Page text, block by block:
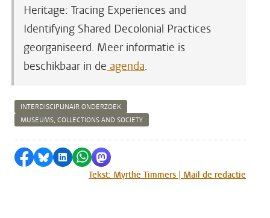
Heritage: Tracing Experiences and
Identifying Shared Decolonial Practices
georganiseerd. Meer informatie is
beschikbaar in de agenda.
INTERDISCIPLINAIR ONDERZOEK
MUSEUMS, COLLECTIONS AND SOCIETY
Delen op Facebook
Delen via Bluesky
Delen op LinkedIn
Delen via WhatsApp
Delen via Mastodon
Tekst: Myrthe Timmers | Mail de redactie